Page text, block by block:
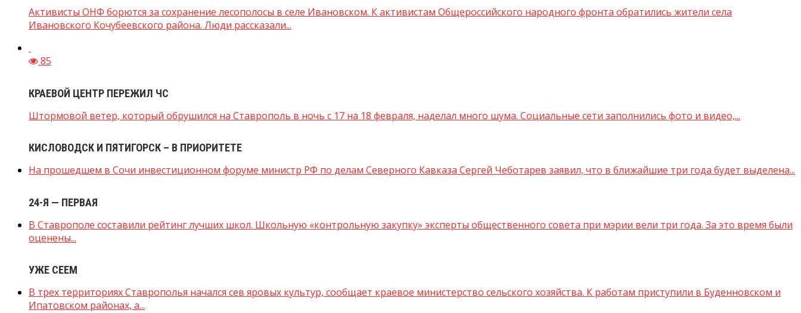
Активисты ОНФ борются за сохранение лесополосы в селе Ивановском. К активистам Общероссийского народного фронта обратились жители села
Ивановского Кочубеевского района. Люди рассказали...
85
КРАЕВОЙ ЦЕНТР ПЕРЕЖИЛ ЧС
Штормовой ветер, который обрушился на Ставрополь в ночь с 17 на 18 февраля, наделал много шума. Социальные сети заполнились фото и видео,...
КИСЛОВОДСК И ПЯТИГОРСК – В ПРИОРИТЕТЕ
На прошедшем в Сочи инвестиционном форуме министр РФ по делам Северного Кавказа Сергей Чеботарев заявил, что в ближайшие три года будет выделена...
24-Я — ПЕРВАЯ
В Ставрополе составили рейтинг лучших школ. Школьную «контрольную закупку» эксперты общественного совета при мэрии вели три года. За это время были
оценены...
УЖЕ СЕЕМ
В трех территориях Ставрополья начался сев яровых культур, сообщает краевое министерство сельского хозяйства. К работам приступили в Буденновском и
Ипатовском районах, а...